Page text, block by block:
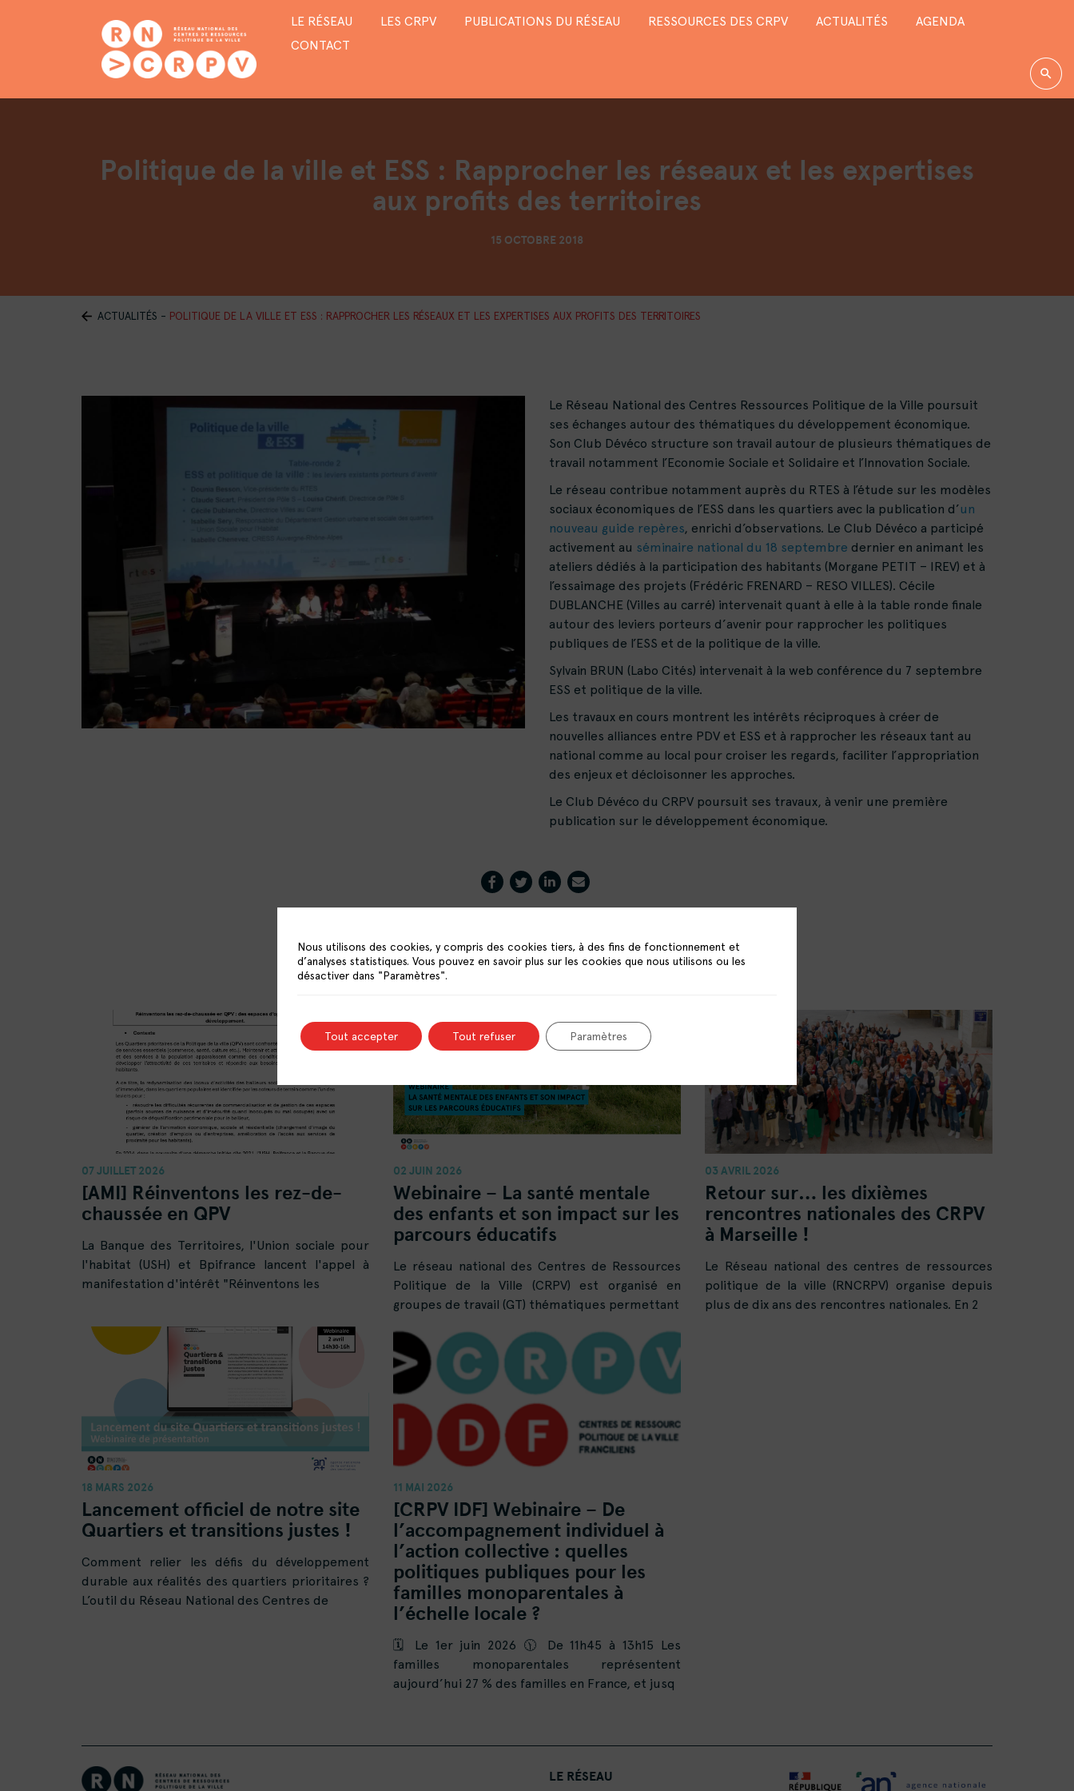
LE RÉSEAU LES CRPV PUBLICATIONS DU RÉSEAU RESSOURCES DES CRPV ACTUALITÉS
AGENDA
CONTACT
Politique de la ville et ESS : Rapprocher les réseaux et les expertises
aux profits des territoires
15 OCTOBRE 2018
ACTUALITÉS - POLITIQUE DE LA VILLE ET ESS : RAPPROCHER LES RÉSEAUX ET LES EXPERTISES AUX PROFITS DES TERRITOIRES
Le Réseau National des Centres Ressources Politique de la Ville poursuit
ses échanges autour des thématiques du développement économique.
Son Club Dévéco structure son travail autour de plusieurs thématiques de
travail notamment l’Economie Sociale et Solidaire et l’Innovation Sociale.
Le réseau contribue notamment auprès du RTES à l’étude sur les modèles
sociaux économiques de l’ESS dans les quartiers avec la publication d’un
nouveau guide repères, enrichi d’observations. Le Club Dévéco a participé
activement au séminaire national du 18 septembre dernier en animant les
ateliers dédiés à la participation des habitants (Morgane PETIT – IREV) et à
l’essaimage des projets (Frédéric FRENARD – RESO VILLES). Cécile
DUBLANCHE (Villes au carré) intervenait quant à elle à la table ronde finale
autour des leviers porteurs d’avenir pour rapprocher les politiques
publiques de l’ESS et de la politique de la ville.
Sylvain BRUN (Labo Cités) intervenait à la web conférence du 7 septembre
ESS et politique de la ville.
Les travaux en cours montrent les intérêts réciproques à créer de
nouvelles alliances entre PDV et ESS et à rapprocher les réseaux tant au
national comme au local pour croiser les regards, faciliter l’appropriation
des enjeux et décloisonner les approches.
Le Club Dévéco du CRPV poursuit ses travaux, à venir une première
publication sur le développement économique.
DERNIÈRES ACTUALITÉS
07 JUILLET 2026
[AMI] Réinventons les rez-de-
chaussée en QPV
La Banque des Territoires, l'Union sociale pour
l'habitat (USH) et Bpifrance lancent l'appel à
manifestation d'intérêt "Réinventons les
02 JUIN 2026
Webinaire – La santé mentale
des enfants et son impact sur les
parcours éducatifs
Le réseau national des Centres de Ressources
Politique de la Ville (CRPV) est organisé en
groupes de travail (GT) thématiques permettant
03 AVRIL 2026
Retour sur… les dixièmes
rencontres nationales des CRPV
à Marseille !
Le Réseau national des centres de ressources
politique de la ville (RNCRPV) organise depuis
plus de dix ans des rencontres nationales. En 2
18 MARS 2026
Lancement officiel de notre site
Quartiers et transitions justes !
Comment relier les défis du développement
durable aux réalités des quartiers prioritaires ?
L’outil du Réseau National des Centres de
11 MAI 2026
[CRPV IDF] Webinaire – De
l’accompagnement individuel à
l’action collective : quelles
politiques publiques pour les
familles monoparentales à
l’échelle locale ?
🗓️ Le 1er juin 2026 🕦 De 11h45 à 13h15 Les
familles monoparentales représentent
aujourd’hui 27 % des familles en France, et jusq
LE RÉSEAU
Nous utilisons des cookies, y compris des cookies tiers, à des fins de fonctionnement et
d’analyses statistiques. Vous pouvez en savoir plus sur les cookies que nous utilisons ou les
désactiver dans "Paramètres".
Tout accepter Tout refuser Paramètres